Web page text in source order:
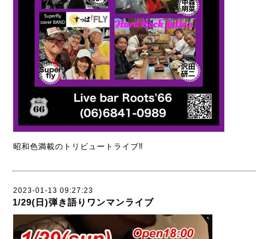
昭和色満載のトリビュートライブ‼️
2023-01-13 09:27:23
1/29(日)弾き語りワンマンライブ